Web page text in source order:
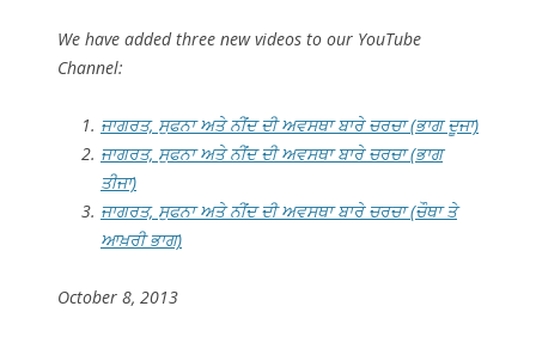
We have added three new videos to our YouTube
Channel:
ਜਾਗਰਤ, ਸੁਫਨਾ ਅਤੇ ਨੀਂਦ ਦੀ ਅਵਸਥਾ ਬਾਰੇ ਚਰਚਾ (ਭਾਗ ਦੂਜਾ)
ਜਾਗਰਤ, ਸੁਫਨਾ ਅਤੇ ਨੀਂਦ ਦੀ ਅਵਸਥਾ ਬਾਰੇ ਚਰਚਾ (ਭਾਗ
ਤੀਜਾ)
ਜਾਗਰਤ, ਸੁਫਨਾ ਅਤੇ ਨੀਂਦ ਦੀ ਅਵਸਥਾ ਬਾਰੇ ਚਰਚਾ (ਚੌਥਾ ਤੇ
ਆਖ਼ਰੀ ਭਾਗ)
October 8, 2013